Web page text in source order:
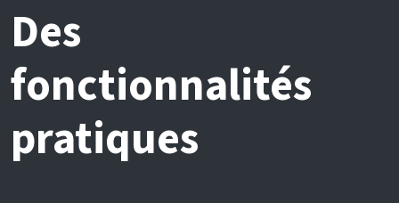
Des
fonctionnalités
pratiques